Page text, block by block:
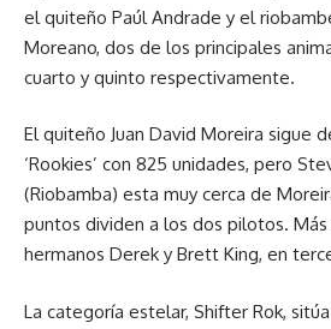
el quiteño Paúl Andrade y el
Moreano, dos de los principales
cuarto y quinto respectivamente.
El quiteño Juan David Moreira sigue
‘Rookies’ con 825 unidades, pero
(Riobamba) esta muy cerca de
puntos dividen a los dos pilotos.
hermanos Derek y Brett King, en
La categoría estelar, Shifter Rok,